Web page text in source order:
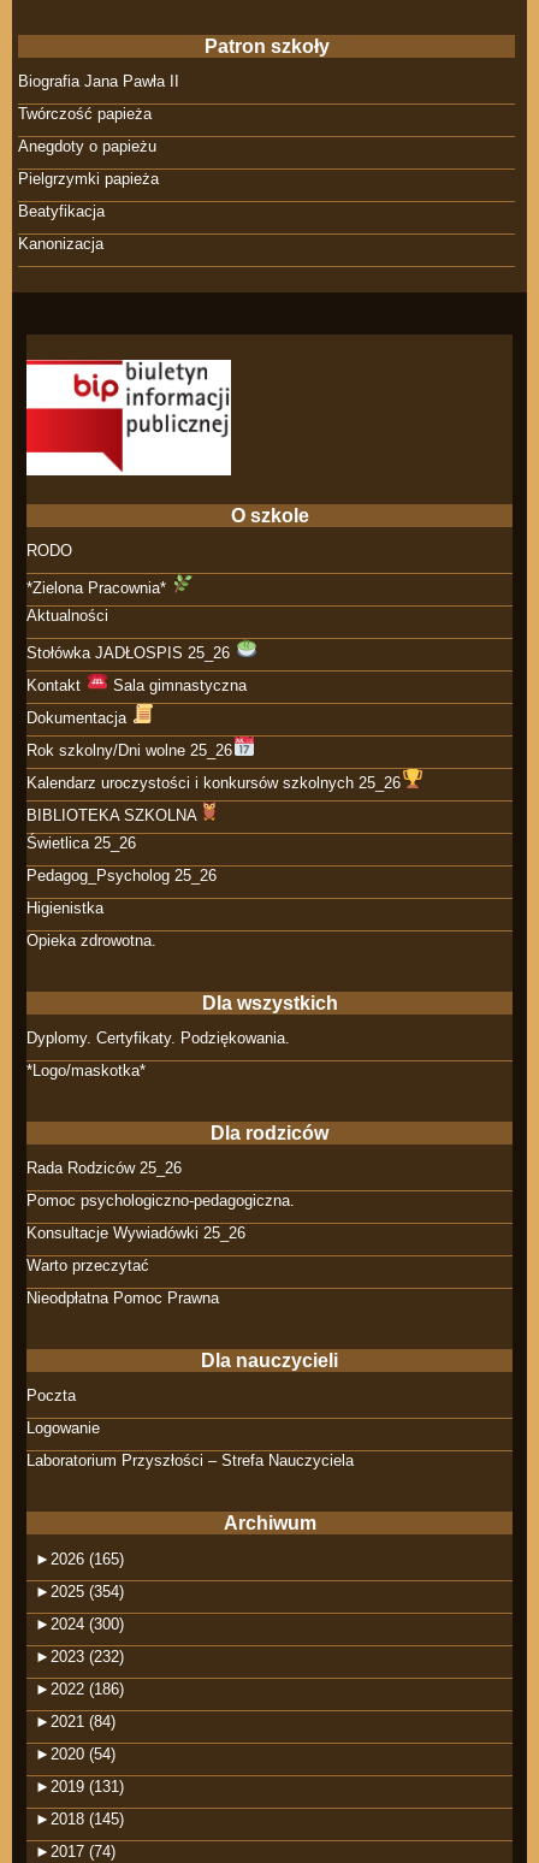
Patron szkoły
Biografia Jana Pawła II
Twórczość papieża
Anegdoty o papieżu
Pielgrzymki papieża
Beatyfikacja
Kanonizacja
O szkole
RODO
*Zielona Pracownia*
Aktualności
Stołówka JADŁOSPIS 25_26
Kontakt
Sala gimnastyczna
Dokumentacja
Rok szkolny/Dni wolne 25_26
Kalendarz uroczystości i konkursów szkolnych 25_26
BIBLIOTEKA SZKOLNA
Świetlica 25_26
Pedagog_Psycholog 25_26
Higienistka
Opieka zdrowotna.
Dla wszystkich
Dyplomy. Certyfikaty. Podziękowania.
*Logo/maskotka*
Dla rodziców
Rada Rodziców 25_26
Pomoc psychologiczno-pedagogiczna.
Konsultacje Wywiadówki 25_26
Warto przeczytać
Nieodpłatna Pomoc Prawna
Dla nauczycieli
Poczta
Logowanie
Laboratorium Przyszłości – Strefa Nauczyciela
Archiwum
► 2026 (165)
► 2025 (354)
► 2024 (300)
► 2023 (232)
► 2022 (186)
► 2021 (84)
► 2020 (54)
► 2019 (131)
► 2018 (145)
► 2017 (74)